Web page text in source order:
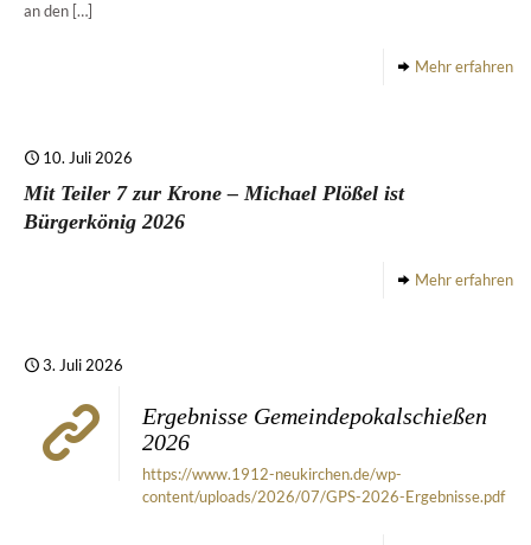
an den […]
Mehr erfahren
10. Juli 2026
Mit Teiler 7 zur Krone – Michael Plößel ist
Bürgerkönig 2026
Mehr erfahren
3. Juli 2026
Ergebnisse Gemeindepokalschießen
2026
https://www.1912-neukirchen.de/wp-
content/uploads/2026/07/GPS-2026-Ergebnisse.pdf